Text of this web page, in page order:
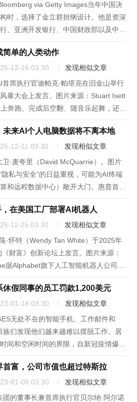
via Getty Images当年中国决
时，选择了金立群担纲设计。他是资深
、亚洲开发银行、中国财政部以及中国
年起，金立群便成为亚洲基础设施
核心推...
简单的人类动作
12-16 03:30
发现相似文章
席执行官迪帕克·帕塔克在旧金山举行
暴大会上发言。图片来源：Stuart Isett
奔跑、完成后空翻、随音乐起舞，还是
器人做出“高难度动作”的视频越来越
...来AI个人电脑数据将不离本地
12-11 03:30
发现相似文章
·麦夸里（David McQuarrie）。图片
私与安全”的日益重视，可能为AI终端
和远程数据中心）敞开大门。惠普首席
McQuarrie）于10月告诉《财富》杂
在美国工厂部署AI机器人
11-25 03:30
发现相似文章
·怀特（Wendy Tan White）于2025年
财富》创新论坛上发言。图片来源：
据Alphabet旗下人工智能机器人公司
声明，制造业巨头富士康（苹果、英...
假同事的员工罚款1,200美元
01-18 03:30
发现相似文章
无处不在的智能手机、工作邮件和
族们发现他们越来越难以摆脱工作。居
间和空闲时间的界限，自新冠疫情爆发
长，在下班后会发送更多的信息。一家
案：对打扰正在休假的同事的员工处
富，公司市值也超过特斯拉
01-08 03:30
发现相似文章
的董事长兼首席执行官贝尔纳·阿尔诺